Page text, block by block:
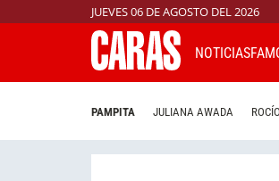
JUEVES 06 DE AGOSTO DEL 2026
NOTICIAS
PAMPITA JULIANA AWADA